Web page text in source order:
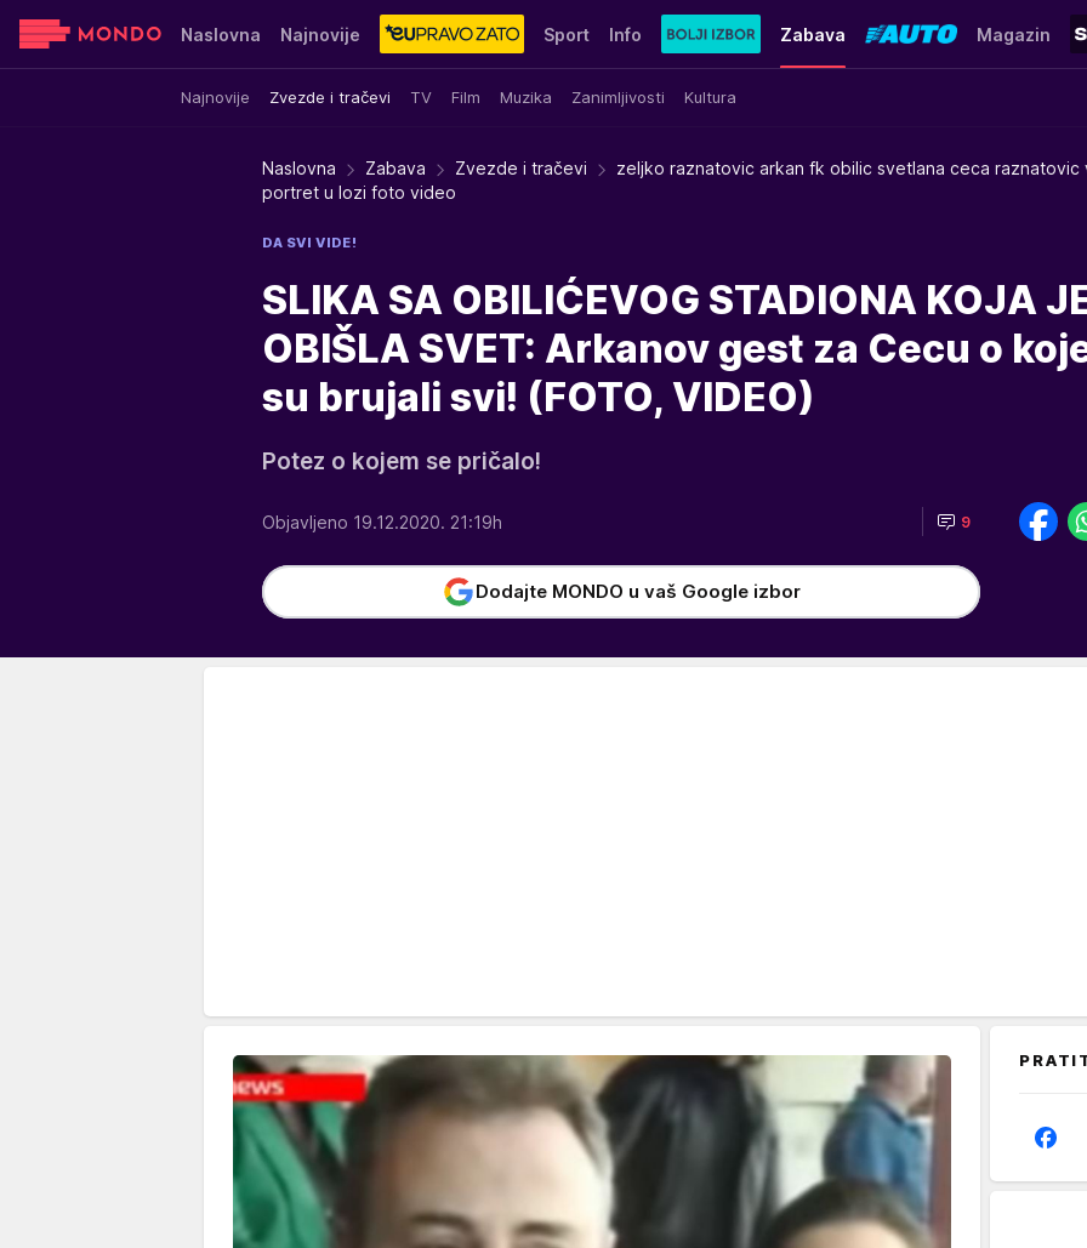
Naslovna Najnovije Sport Info Zabava
Najnovije Zvezde i tračevi TV Film Muzika Zanimljivosti Kultura
Magazin
Sensa Stvar ukusa Yumama
Naslovna Zabava Zvezde i tračevi
zeljko raznatovic arkan fk obilic svetlana ceca raznatovic
portret u lozi foto video
DA SVI VIDE!
SLIKA SA OBILIĆEVOG STADIONA KOJA
OBIŠLA SVET: Arkanov gest za Cecu o
su brujali svi! (FOTO, VIDEO)
Potez o kojem se pričalo!
Objavljeno 19.12.2020. 21:19h 9
Dodajte MONDO u vaš Google izbor